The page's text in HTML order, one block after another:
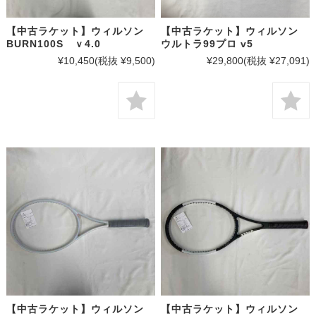
【中古ラケット】ウィルソン
BURN100S ｖ4.0
¥10,450(税抜 ¥9,500)
【中古ラケット】ウィルソン
ウルトラ99プロ v5
¥29,800(税抜 ¥27,091)
【中古ラケット】ウィルソン 【中古ラケット】ウィルソン